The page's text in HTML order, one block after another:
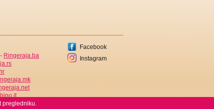
pregledniku.
-Ringeraja.ba
Facebook
Instagram